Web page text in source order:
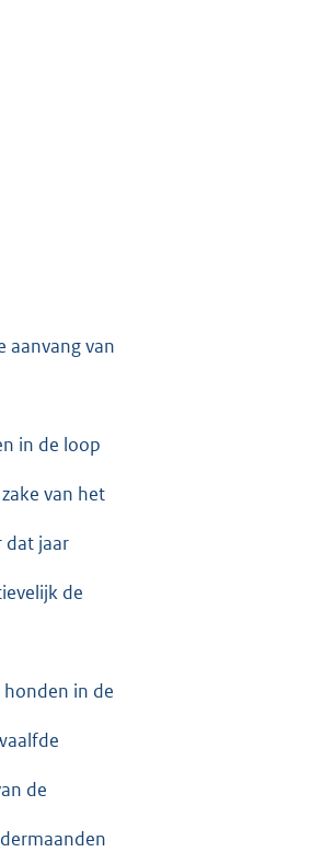
aanvang van
in de loop
van het
dat jaar
de
in de
de